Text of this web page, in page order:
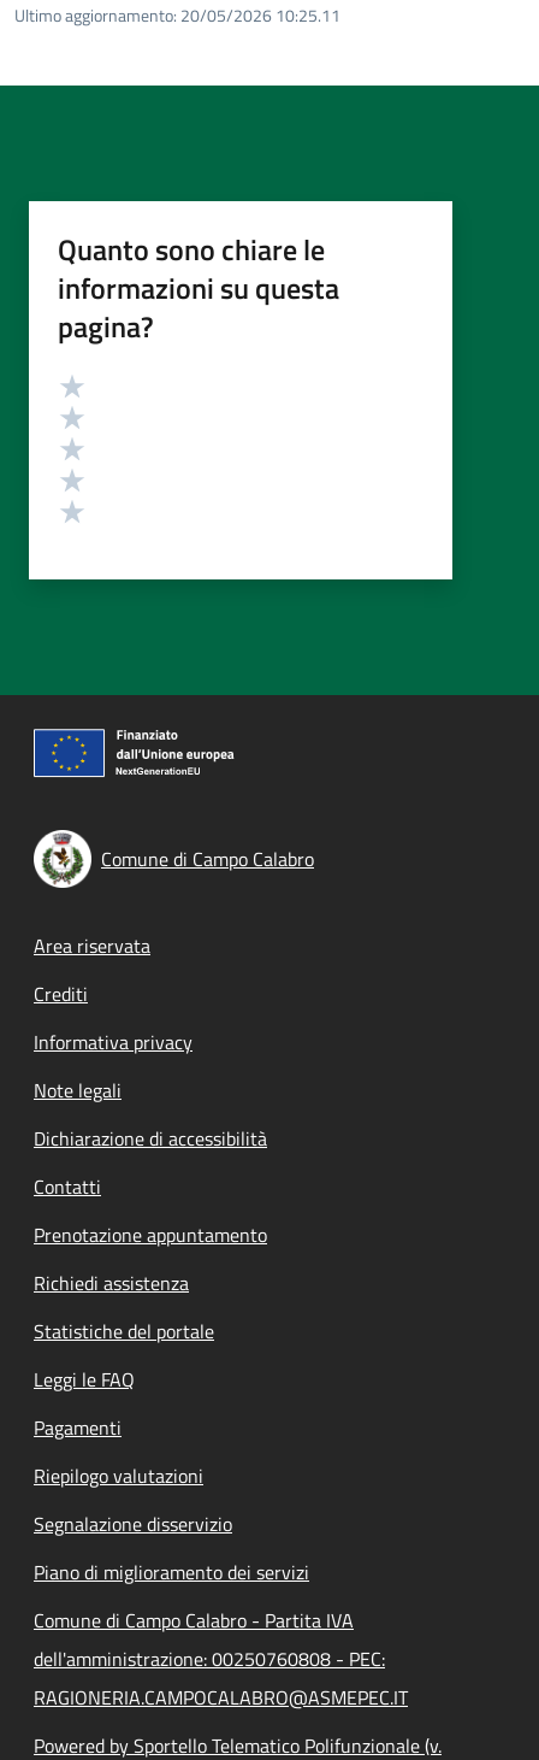
Ultimo aggiornamento: 20/05/2026 10:25.11
Quanto sono chiare le
informazioni su questa
pagina?
Valutazione
Comune di Campo Calabro
Footer menu
Area riservata
Crediti
Informativa privacy
Note legali
Dichiarazione di accessibilità
Contatti
Prenotazione appuntamento
Richiedi assistenza
Statistiche del portale
Leggi le FAQ
Pagamenti
Riepilogo valutazioni
Segnalazione disservizio
Piano di miglioramento dei servizi
Comune di Campo Calabro - Partita IVA
dell'amministrazione: 00250760808 - PEC:
RAGIONERIA.CAMPOCALABRO@ASMEPEC.IT
Powered by Sportello Telematico Polifunzionale (v.